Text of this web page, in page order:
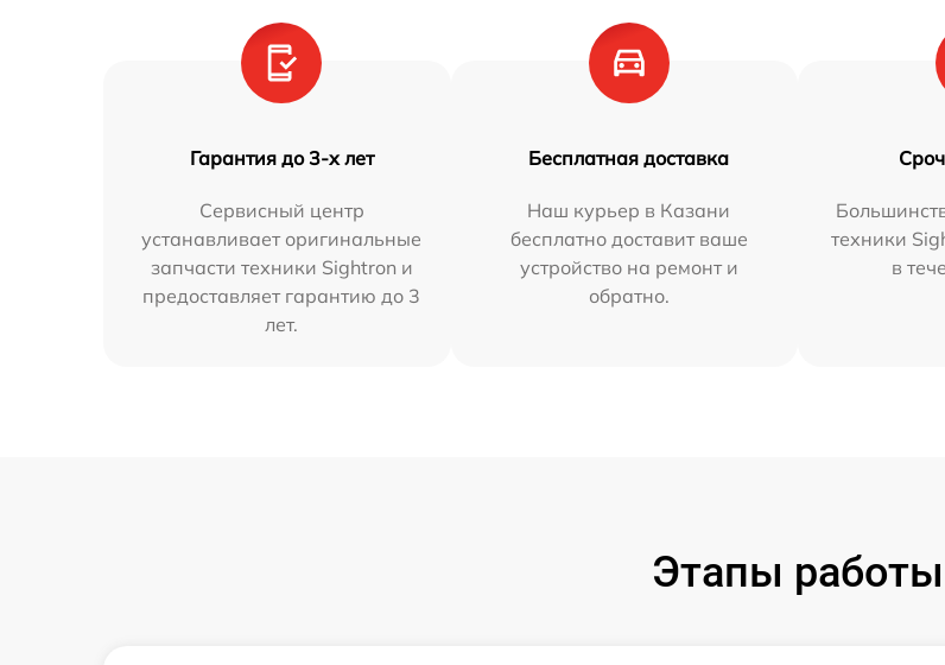
Гарантия до 3-х лет
Сервисный центр
устанавливает оригинальные
запчасти техники Sightron и
предоставляет гарантию до 3
лет.
Бесплатная доставка
Наш курьер в Казани
бесплатно доставит ваше
устройство на ремонт и
обратно.
техники
в
Этапы работы